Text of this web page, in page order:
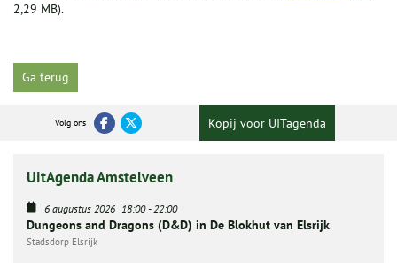
2,29 MB).
Ga terug
Volg ons Kopij voor UITagenda
UitAgenda Amstelveen
6 augustus 2026 18:00-22:00
Dungeons and Dragons (D&D) in De Blokhut van Elsrijk
Stadsdorp Elsrijk